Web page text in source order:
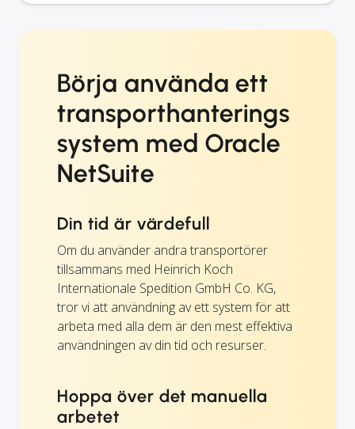
Börja använda ett
transporthanterings
system med Oracle
NetSuite
Din tid är värdefull
Om du använder andra transportörer
tillsammans med Heinrich Koch
Internationale Spedition GmbH Co. KG,
tror vi att användning av ett system för att
arbeta med alla dem är den mest effektiva
användningen av din tid och resurser.
Hoppa över det manuella
arbetet